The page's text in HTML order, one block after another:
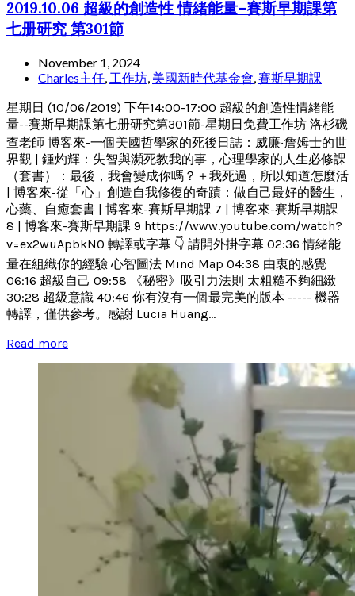
2019.10.06 超級的創造性 情緒能量–賽斯早期課第
七册研究 第301節
November 1, 2024
Charles主任, 工作坊, 美國新時代基金會,賽斯早期課
星期日 (10/06/2019) 下午14:00-17:00 超級的創造性情緒能
量--賽斯早期課第七册研究第301節-星期日免費工作坊 洛杉磯
查老師 博客來-一個美國哲學家的死後日誌：威廉‧詹姆士的世
界觀 | 鍾灼輝：失智與瀕死教我的事，心理學家的人生必修課
（套書）：最後，我會變成你嗎？＋我死過，所以知道怎麼活
| 博客來-從「心」創造自我修復的奇蹟：做自己最好的醫生，
心藥、自癒套書 | 博客來-賽斯早期課 7 | 博客來-賽斯早期課
8 | 博客來-賽斯早期課 9 https://www.youtube.com/watch?
v=ex2wuApbkN0 轉譯或字幕 👇 請開外掛字幕 02:36 情緒能
量在組織你的經驗 心智圖法 Mind Map 04:38 由衷的感覺
06:16 超級自己 09:58 《秘密》吸引力法則 太粗糙不夠細緻
30:28 超級意識 40:46 你有沒有一個最完美的版本 ----- 機器
轉譯，僅供參考。感謝 Lucia Huang...
Read more